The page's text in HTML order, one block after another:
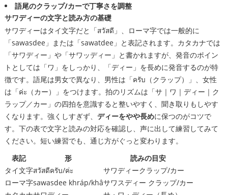
語尾のクラップ/カーで丁寧さを調整
サワディーの文字と読み方の基礎
サワディーはタイ文字だと「สวัสดี」、ローマ字では一般的に
「sawasdee」または「sawatdee」と表記されます。カタカナでは
「サワディー」や「サワッディー」と書かれますが、発音のポイン
トとしては「ワ」をしっかり、「ディー」を長めに発音するのが特
徴です。語尾は男女で異なり、男性は「ครับ（クラップ）」、女性
は「ค่ะ（カー）」をつけます。拍のリズムは「サ｜ワ｜ディー｜ク
ラップ／カー」の四拍を意識すると整いやすく、聞き取りもしやす
くなります。強くしすぎず、 ディーをやや長めに保つのがコツで
す。下の表で文字と読みの対応を確認し、声に出して練習してみて
ください。短い練習でも、通じ方がぐっと変わります。
表記
形
読みの目安
タイ文字สวัสดีครับ/ค่ะ
サワディークラップ/カー
ローマ字sawasdee khráp/khâサワスディー クラップ/カー